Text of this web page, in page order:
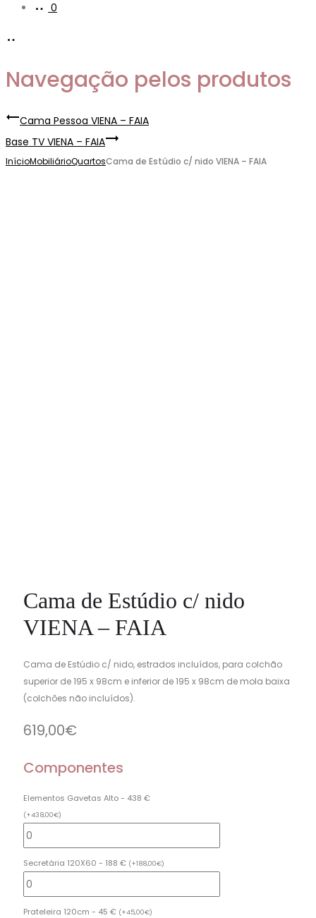
0
Navegação pelos produtos
Cama Pessoa VIENA – FAIA
Base TV VIENA – FAIA
InícioMobiliárioQuartosCama de Estúdio c/ nido VIENA – FAIA
Cama de Estúdio c/ nido
VIENA – FAIA
Cama de Estúdio c/ nido, estrados incluídos, para colchão
superior de 195 x 98cm e inferior de 195 x 98cm de mola baixa
(colchões não incluídos).
619,00€
Componentes
Elementos Gavetas Alto - 438 €
(+438,00€)
Secretária 120X60 - 188 € (+188,00€)
Prateleira 120cm - 45 € (+45,00€)